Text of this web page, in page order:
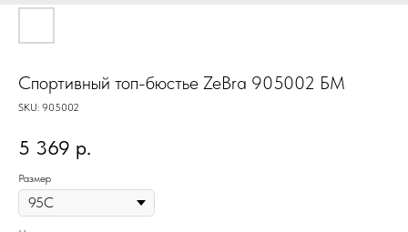
Cпортивный топ-бюстье ZeBra 905002 БМ
SKU: 905002
5 369 р.
Размер